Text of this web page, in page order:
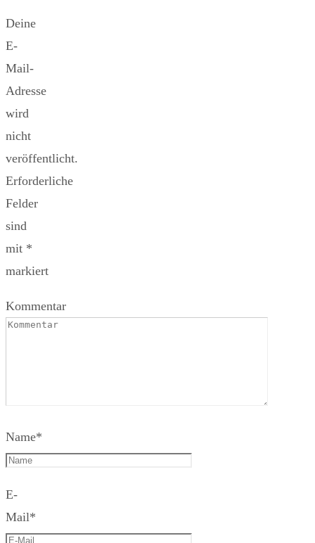
Deine
E-
Mail-
Adresse
wird
nicht
veröffentlicht.
Erforderliche
Felder
sind
mit *
markiert
Kommentar
Name*
E-
Mail*